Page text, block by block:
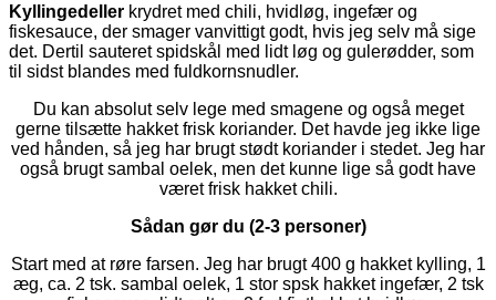
Kyllingedeller krydret med chili, hvidløg, ingefær og
fiskesauce, der smager vanvittigt godt, hvis jeg selv må sige
det. Dertil sauteret spidskål med lidt løg og gulerødder, som
til sidst blandes med fuldkornsnudler.
Du kan absolut selv lege med smagene og også meget
gerne tilsætte hakket frisk koriander. Det havde jeg ikke lige
ved hånden, så jeg har brugt stødt koriander i stedet. Jeg har
også brugt sambal oelek, men det kunne lige så godt have
været frisk hakket chili.
Sådan gør du (2-3 personer)
Start med at røre farsen. Jeg har brugt 400 g hakket kylling, 1
æg, ca. 2 tsk. sambal oelek, 1 stor spsk hakket ingefær, 2 tsk